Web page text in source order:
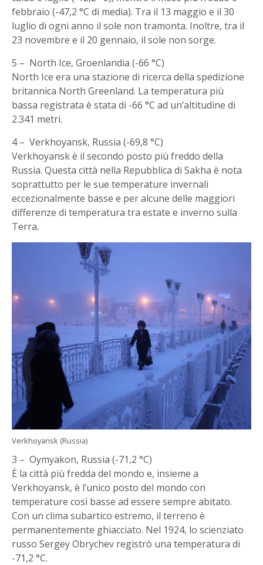
febbraio (-47,2 °C di media). Tra il 13 maggio e il 30
luglio di ogni anno il sole non tramonta. Inoltre, tra il
23 novembre e il 20 gennaio, il sole non sorge.
5 – North Ice, Groenlandia (-66 °C)
North Ice era una stazione di ricerca della spedizione
britannica North Greenland. La temperatura più
bassa registrata è stata di -66 °C ad un’altitudine di
2.341 metri.
4 – Verkhoyansk, Russia (-69,8 °C)
Verkhoyansk è il secondo posto più freddo della
Russia. Questa città nella Repubblica di Sakha è nota
soprattutto per le sue temperature invernali
eccezionalmente basse e per alcune delle maggiori
differenze di temperatura tra estate e inverno sulla
Terra.
Verkhoyansk (Russia)
3 – Oymyakon, Russia (-71,2 °C)
È la città più fredda del mondo e, insieme a
Verkhoyansk, è l’unico posto del mondo con
temperature così basse ad essere sempre abitato.
Con un clima subartico estremo, il terreno è
permanentemente ghiacciato. Nel 1924, lo scienziato
russo Sergey Obrychev registrò una temperatura di
-71,2 °C.